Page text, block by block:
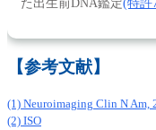
た出生前DNA鑑定(特許
【参考文献】
(1) Neuroimaging Clin N Am,
(2) ISO